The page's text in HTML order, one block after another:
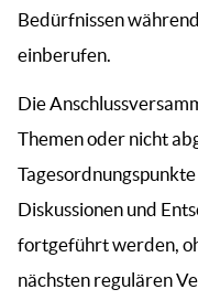
Bedürfnissen
einberufen.
Die
Themen oder nicht
Diskussionen und
fortgeführt werden,
nächsten regulären